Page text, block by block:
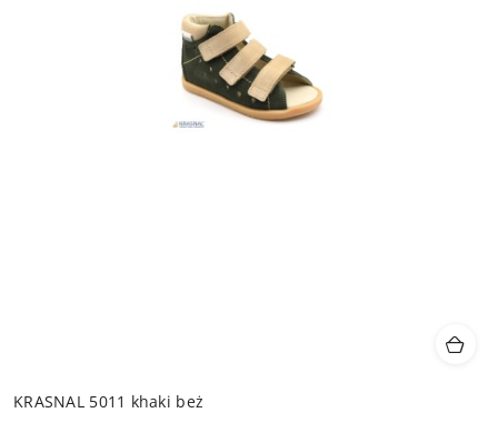
KRASNAL 5011 khaki beż